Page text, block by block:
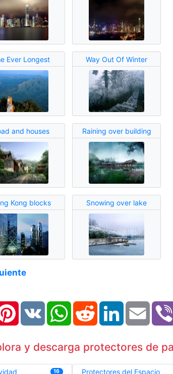
Ever Longest Way Out Of Winter
and houses Raining over building
Kong blocks Snowing over lake
PinterestVK WhatsAppReddit LinkedIn Email
y descarga protectores de
16 Protectores del Espacio